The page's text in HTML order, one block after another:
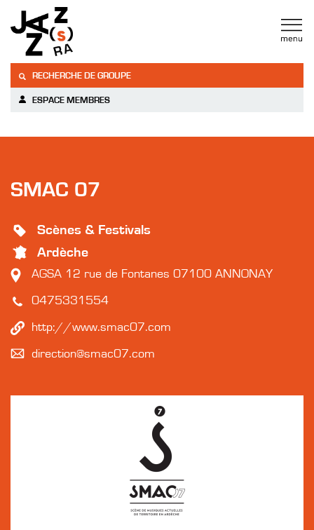
RECHERCHE DE GROUPE
ESPACE MEMBRES
SMAC 07
Scènes & Festivals
Ardèche
AGSA 12 rue de Fontanes 07100 ANNONAY
0475331554
http://www.smac07.com
direction@smac07.com